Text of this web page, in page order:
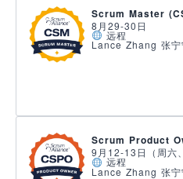
Scrum Master
8月29-30日
远程
Lance Zhang 张宁
Scrum Product
9月12-13日（周六
远程
Lance Zhang 张宁